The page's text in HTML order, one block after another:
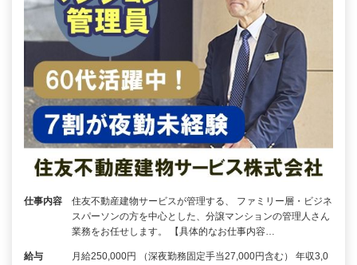
仕事内容
住友不動産建物サービスが管理する、 ファミリー層・ビジネ
スパーソンの方を中心とした、分譲マンションの管理人さん
業務をお任せします。 【具体的なお仕事内容…
給与
月給250,000円 （深夜勤務固定手当27,000円含む） 年収3,0